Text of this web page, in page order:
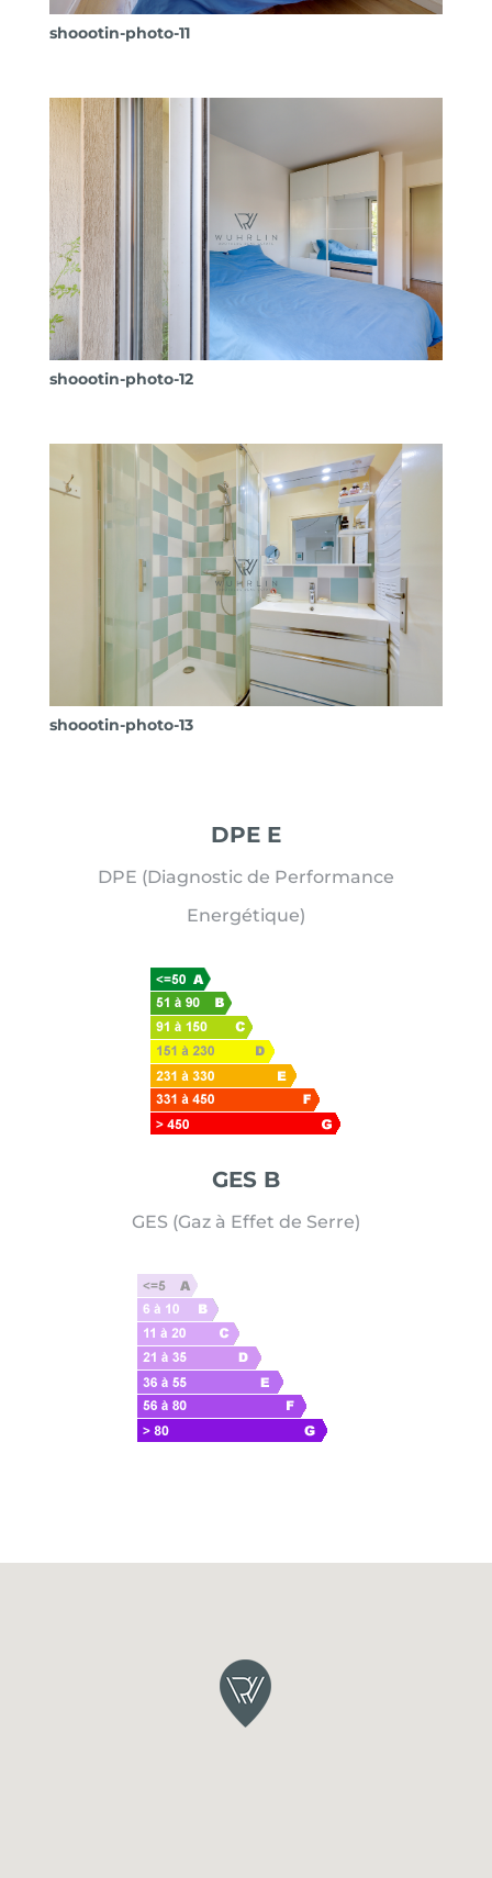
shoootin-photo-11
shoootin-photo-12
shoootin-photo-13
DPE E
DPE (Diagnostic de Performance
Energétique)
GES B
GES (Gaz à Effet de Serre)